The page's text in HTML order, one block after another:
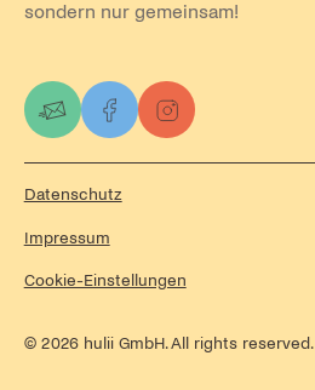
sondern nur gemeinsam!
© 2026hulii GmbH. All rights reserved.
Datenschutz
Impressum
Cookie-Einstellungen